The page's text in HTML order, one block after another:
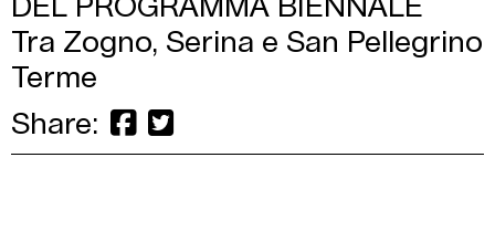
DEL PROGRAMMA BIENNALE
Tra Zogno, Serina e San Pellegrino
Terme
Share: